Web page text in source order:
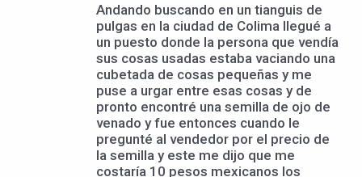
Andando buscando en un tianguis de
pulgas en la ciudad de Colima llegué a
un puesto donde la persona que vendía
sus cosas usadas estaba vaciando una
cubetada de cosas pequeñas y me
puse a urgar entre esas cosas y de
pronto encontré una semilla de ojo de
venado y fue entonces cuando le
pregunté al vendedor por el precio de
la semilla y este me dijo que me
costaría 10 pesos mexicanos los